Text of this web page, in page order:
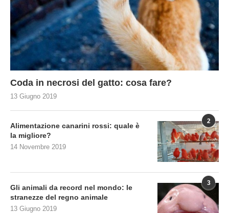
Coda in necrosi del gatto: cosa fare?
13 Giugno 2019
2
Alimentazione canarini rossi: quale è
la migliore?
14 Novembre 2019
3
Gli animali da record nel mondo: le
stranezze del regno animale
13 Giugno 2019